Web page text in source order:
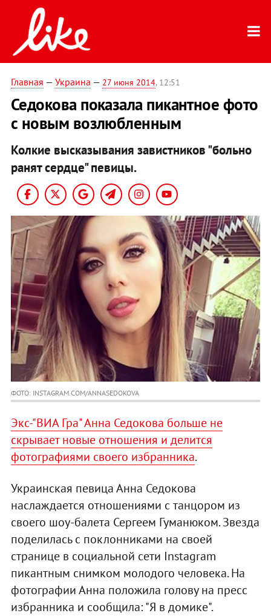
Главная — Украина — 27 июня 2014, 12:51
Седокова показала пикантное фото
с новым возлюбленным
Колкие высказывания завистников "больно
ранят сердце" певицы.
ФОТО: INSTAGRAM.COM/ANNASEDOKOVA
Экс-"ВИА Гра" Анна Седокова больше не
скрывает новые отношения и делится
фотографиями своего избранника.
Украинская певица Анна Седокова
наслаждается отношениями с танцором из
своего шоу-балета Сергеем Гуманюком. Звезда
поделилась с поклонниками на своей
странице в социальной сети Instagram
пикантным снимком молодого человека. На
фотографии Анна положила голову на пресс
избранника и сообщила: "Я в домике".